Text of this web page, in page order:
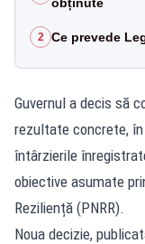
2 Ce prevede
Guvernul a decis să
rezultate concrete,
întârzierile
obiective asumate
Reziliență (PNRR).
Noua decizie,